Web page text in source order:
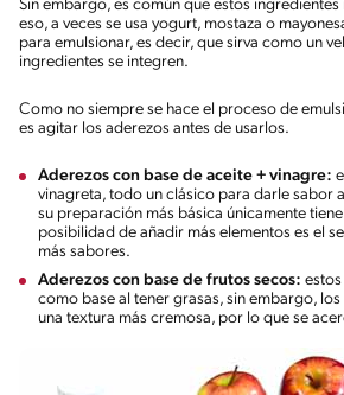
Sin embargo, es común que estos ingredientes
eso, a veces se usa yogurt, mostaza o
para emulsionar, es decir, que sirva como un
ingredientes se integren.
Como no siempre se hace el proceso de
es agitar los aderezos antes de usarlos.
Aderezos con base de aceite + vinagre:
vinagreta, todo un clásico para darle sabor
su preparación más básica únicamente
posibilidad de añadir más elementos es el
más sabores.
Aderezos con base de frutos secos:
como base al tener grasas, sin embargo,
una textura más cremosa, por lo que se